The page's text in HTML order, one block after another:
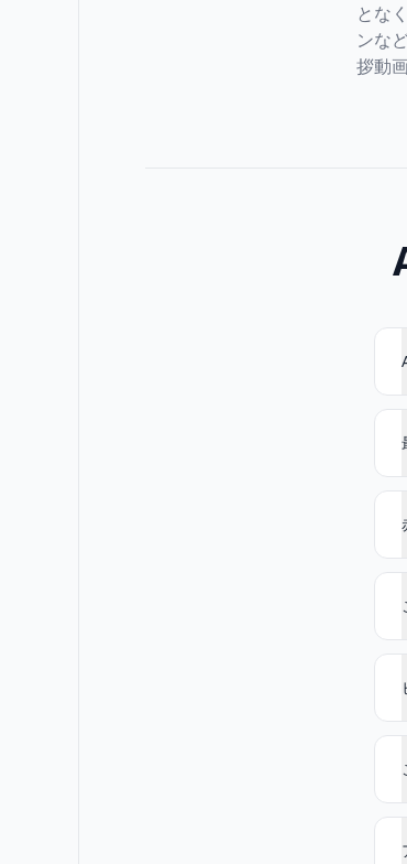
とな
ンな
拶動